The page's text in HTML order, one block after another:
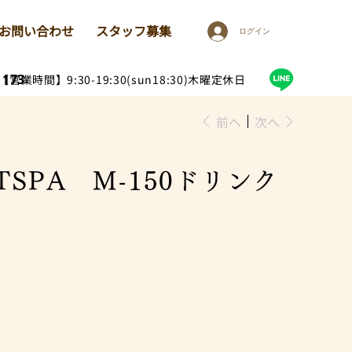
営業時間】9:30-19:30(sun18:30)木曜定休日
問い合わせ スタッフ募集 ログイン
前へ 次へ
M-150ドリンク